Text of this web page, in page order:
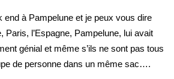
end à Pampelune et je peux vous dire
Paris, l’Espagne, Pampelune, lui avait
génial et même s’ils ne sont pas tous
de personne dans un même sac….